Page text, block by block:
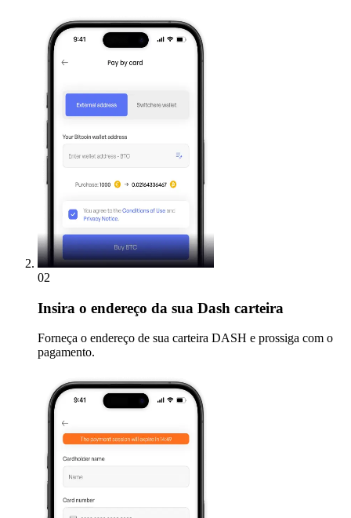
02
Insira o endereço da sua Dash carteira
Forneça o endereço de sua carteira DASH e prossiga com o
pagamento.